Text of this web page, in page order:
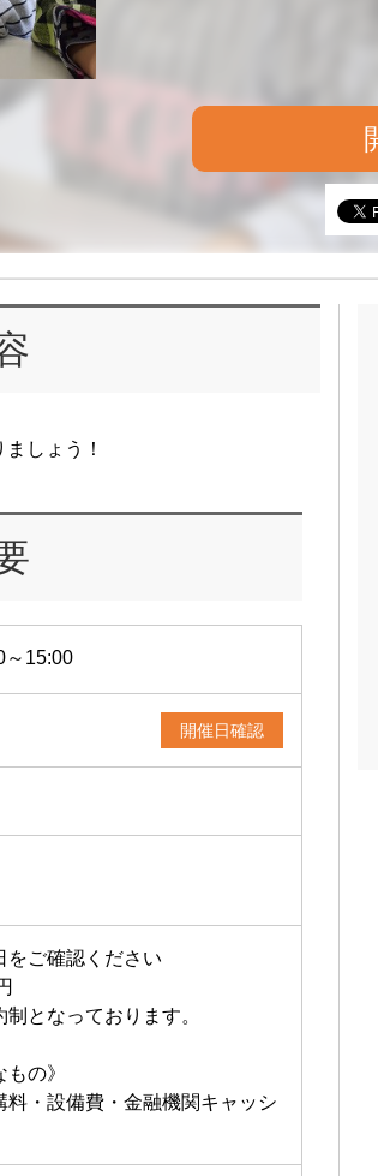
しょう！
～15:00
開催日確認
をご確認ください
となっております。
の》
料・設備費・金融機関キャッシ